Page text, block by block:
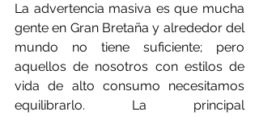
La advertencia masiva es que mucha
gente en Gran Bretaña y alrededor del
mundo no tiene suficiente; pero
aquellos de nosotros con estilos de
vida de alto consumo necesitamos
equilibrarlo. La principal